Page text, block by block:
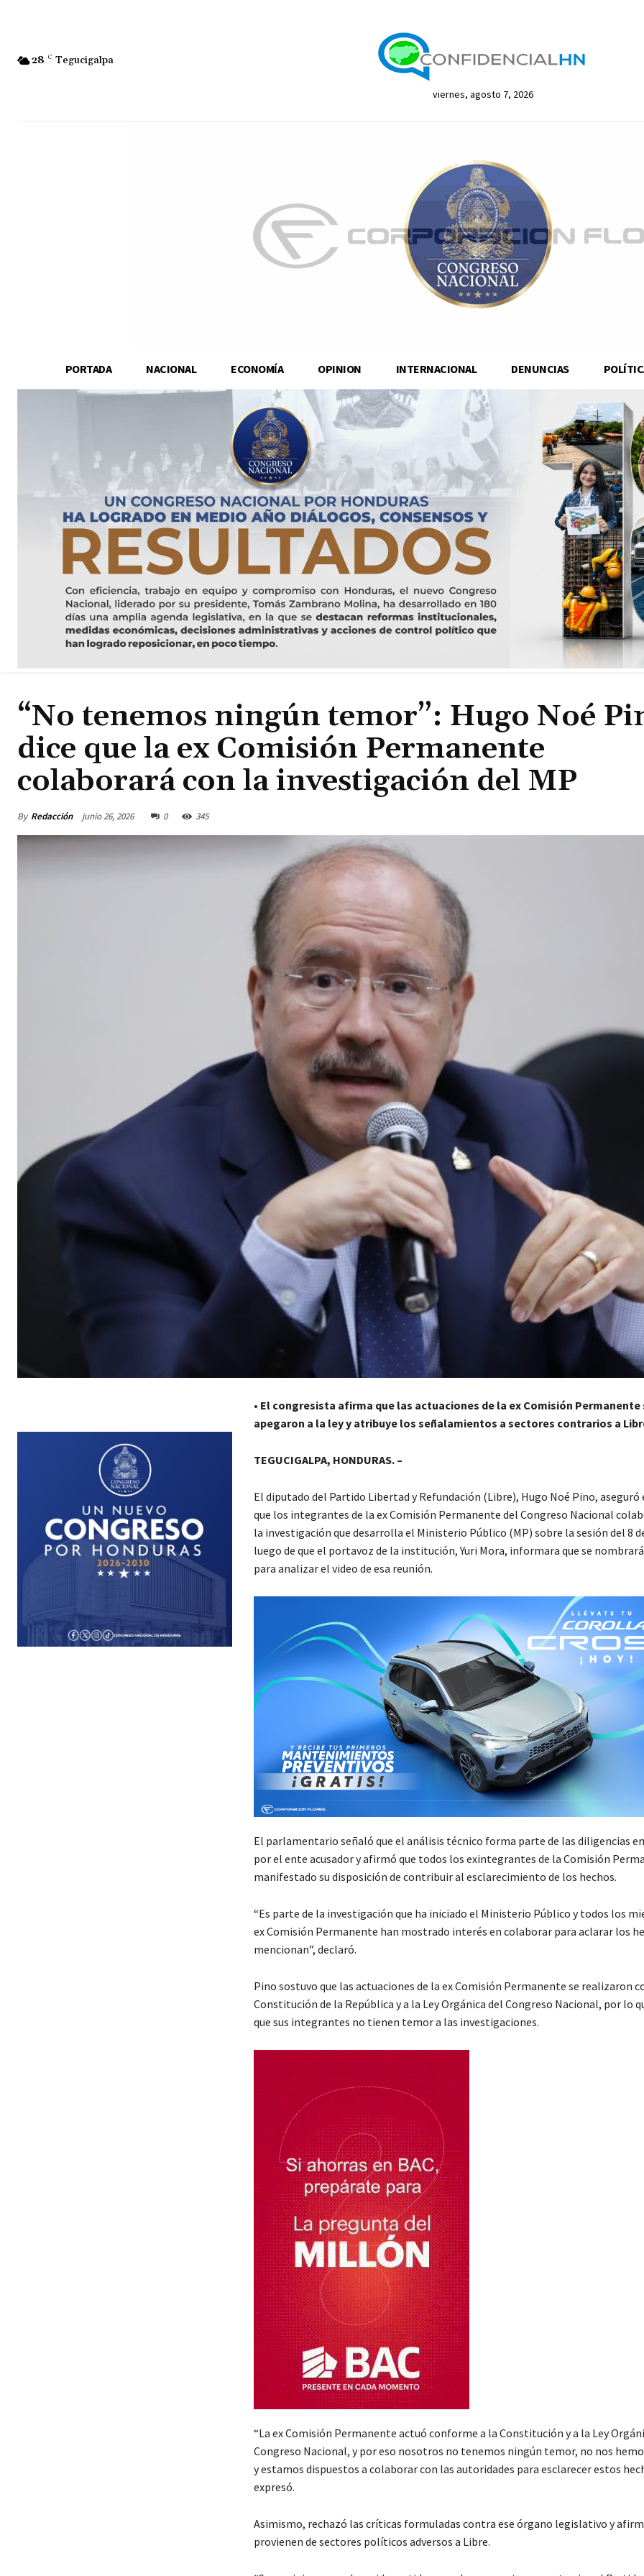
28 C Tegucigalpa
viernes, agosto 7, 2026
PORTADA NACIONAL ECONOMÍA OPINION INTERNACIONAL DENUNCIAS
“No tenemos ningún temor”: Hugo Noé
dice que la ex Comisión Permanente
colaborará con la investigación del MP
By Redacción junio 26, 2026 0 345
• El congresista afirma que las actuaciones de la ex Comisión Permanente
apegaron a la ley y atribuye los señalamientos a sectores contrarios a
TEGUCIGALPA, HONDURAS. –
El diputado del Partido Libertad y Refundación (Libre), Hugo Noé Pino, aseguró
que los integrantes de la ex Comisión Permanente del Congreso Nacional
la investigación que desarrolla el Ministerio Público (MP) sobre la sesión del 8
luego de que el portavoz de la institución, Yuri Mora, informara que se
para analizar el video de esa reunión.
El parlamentario señaló que el análisis técnico forma parte de las diligencias
por el ente acusador y afirmó que todos los exintegrantes de la Comisión
manifestado su disposición de contribuir al esclarecimiento de los hechos.
“Es parte de la investigación que ha iniciado el Ministerio Público y todos los
ex Comisión Permanente han mostrado interés en colaborar para aclarar los
mencionan”, declaró.
Pino sostuvo que las actuaciones de la ex Comisión Permanente se realizaron
Constitución de la República y a la Ley Orgánica del Congreso Nacional, por lo
que sus integrantes no tienen temor a las investigaciones.
“La ex Comisión Permanente actuó conforme a la Constitución y a la Ley
Congreso Nacional, y por eso nosotros no tenemos ningún temor, no nos
y estamos dispuestos a colaborar con las autoridades para esclarecer estos
expresó.
Asimismo, rechazó las críticas formuladas contra ese órgano legislativo y
provienen de sectores políticos adversos a Libre.